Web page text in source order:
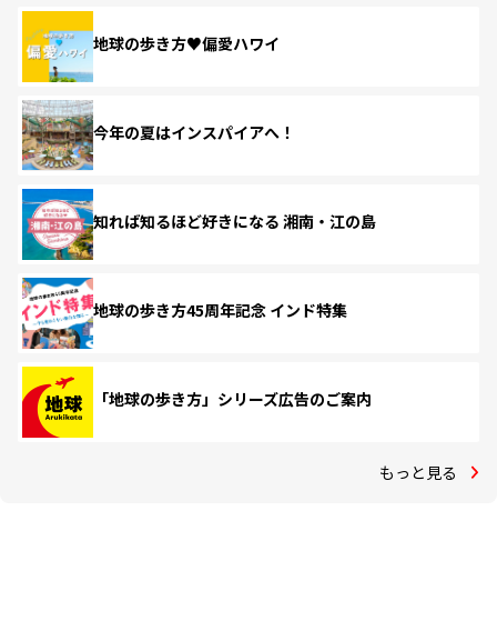
地球の歩き方♥偏愛ハワイ
今年の夏はインスパイアへ！
知れば知るほど好きになる 湘南・江の島
地球の歩き方45周年記念 インド特集
「地球の歩き方」シリーズ広告のご案内
もっと見る